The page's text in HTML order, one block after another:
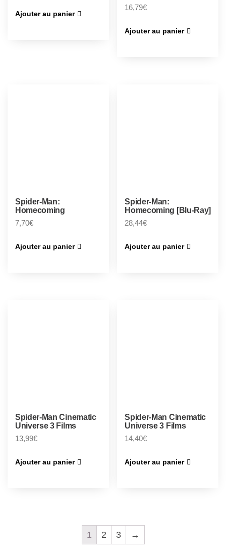
Ajouter au panier
16,79€
Ajouter au panier
Spider-Man:
Homecoming
7,70€
Ajouter au panier
Spider-Man:
Homecoming [Blu-Ray]
28,44€
Ajouter au panier
Spider-Man Cinematic
Universe 3 Films
13,99€
Ajouter au panier
Spider-Man Cinematic
Universe 3 Films
14,40€
Ajouter au panier
1 2 3 →